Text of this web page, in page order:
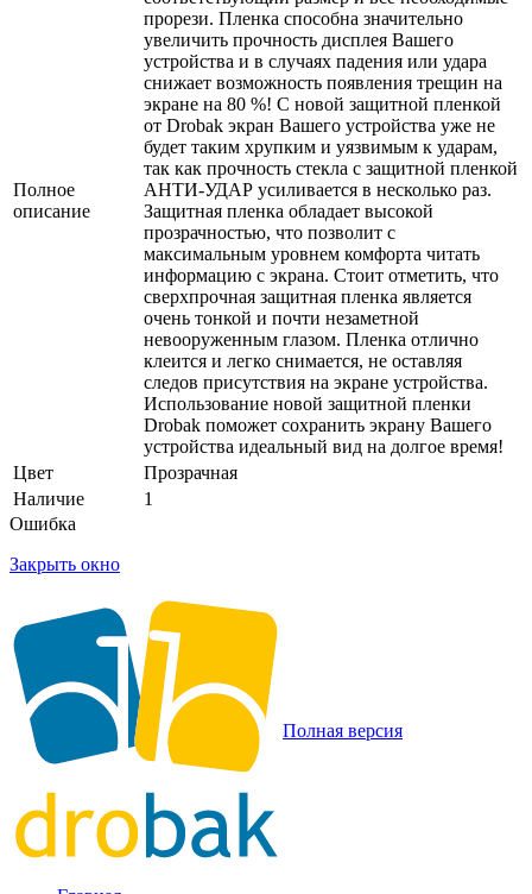
Полное
описание
прорези. Пленка способна значительно
увеличить прочность дисплея Вашего
устройства и в случаях падения или удара
снижает возможность появления трещин на
экране на 80 %! С новой защитной пленкой
от Drobak экран Вашего устройства уже не
будет таким хрупким и уязвимым к ударам,
так как прочность стекла с защитной пленкой
АНТИ-УДАР усиливается в несколько раз.
Защитная пленка обладает высокой
прозрачностью, что позволит с
максимальным уровнем комфорта читать
информацию с экрана. Стоит отметить, что
сверхпрочная защитная пленка является
очень тонкой и почти незаметной
невооруженным глазом. Пленка отлично
клеится и легко снимается, не оставляя
следов присутствия на экране устройства.
Использование новой защитной пленки
Drobak поможет сохранить экрану Вашего
устройства идеальный вид на долгое время!
Цвет
Прозрачная
Наличие
1
Ошибка
Закрыть окно
Полная версия